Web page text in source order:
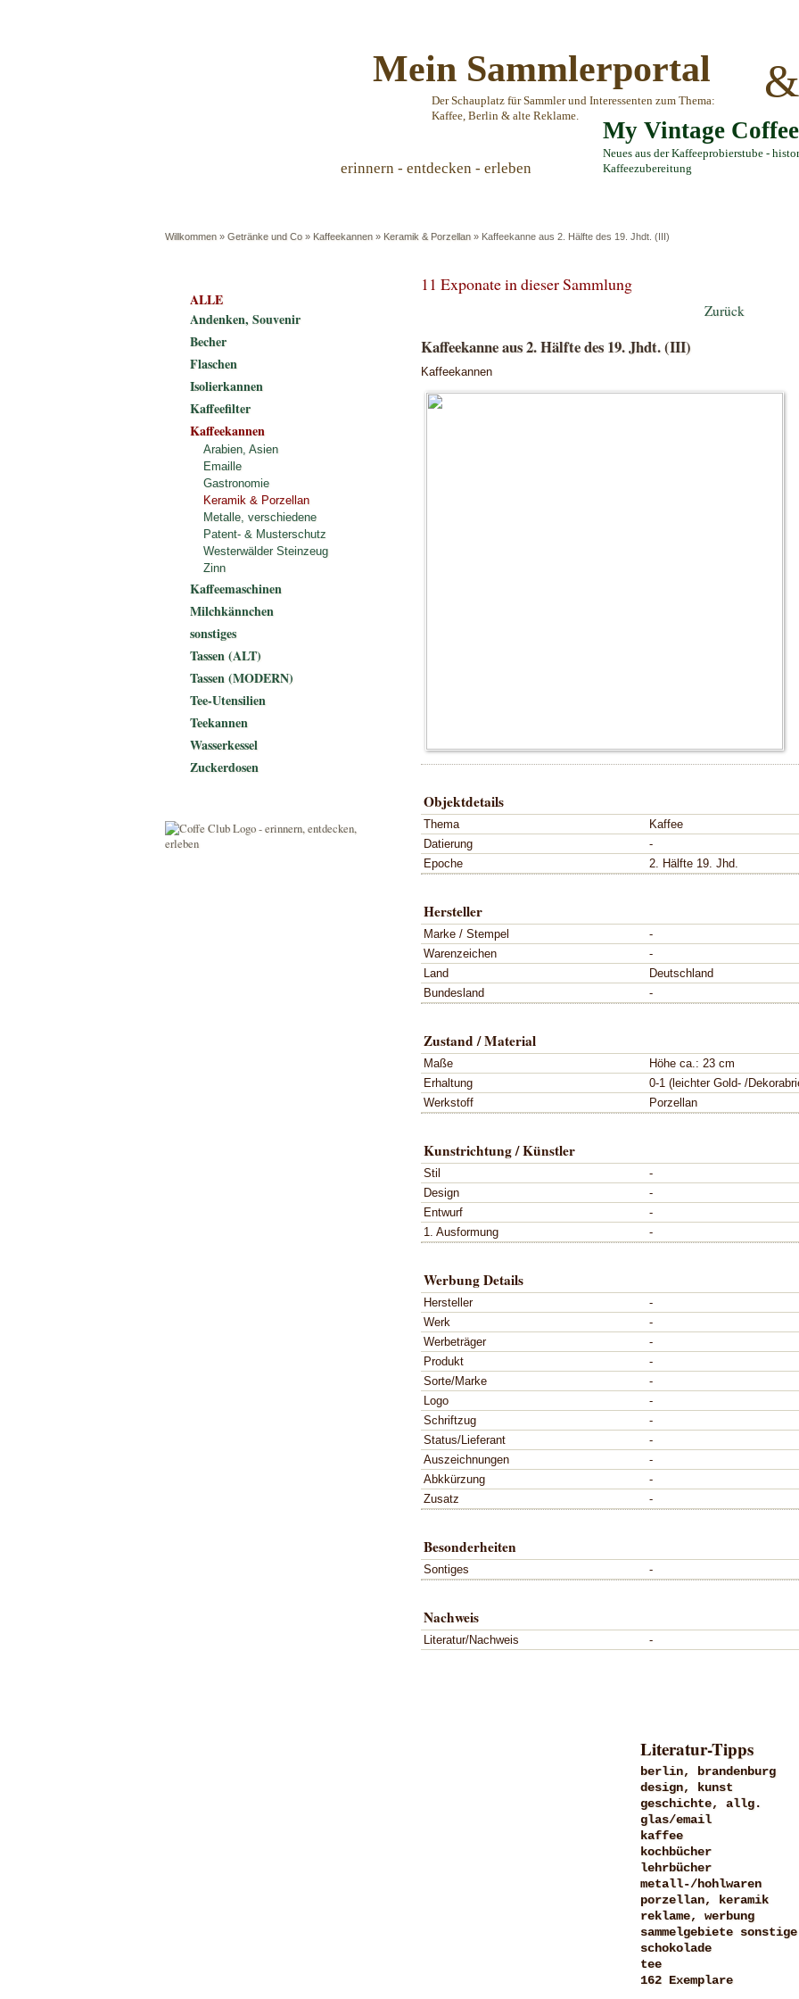
Mein Sammlerportal
Der Schauplatz für Sammler und Interessenten zum Thema:
Kaffee, Berlin & alte Reklame.
&
My Vintage
Neues aus der Kaffeeprobierstube -
Kaffeezubereitung
erinnern - entdecken - erleben
Willkommen » Getränke und Co » Kaffeekannen » Keramik & Porzellan » Kaffeekanne aus 2. Hälfte des 19. Jhdt. (III)
11 Exponate in dieser Sammlung
Zurück
Kaffeekanne aus 2. Hälfte des 19. Jhdt. (III)
Kaffeekannen
Objektdetails
Thema
Kaffee
Datierung
-
Epoche
2. Hälfte 19. Jhd.
Hersteller
Marke / Stempel
-
Warenzeichen
-
Land
Deutschland
Bundesland
-
Zustand / Material
Maße
Höhe ca.: 23 cm
Erhaltung
0-1 (leichter Gold- /
Werkstoff
Porzellan
Kunstrichtung / Künstler
Stil
-
Design
-
Entwurf
-
1. Ausformung
-
Werbung Details
Hersteller
-
Werk
-
Werbeträger
-
Produkt
-
Sorte/Marke
-
Logo
-
Schriftzug
-
Status/Lieferant
-
Auszeichnungen
-
Abkkürzung
-
Zusatz
-
Besonderheiten
Sontiges -
Nachweis
Literatur/Nachweis -
ALLE
Andenken, Souvenir
Becher
Flaschen
Isolierkannen
Kaffeefilter
Kaffeekannen
Arabien, Asien
Emaille
Gastronomie
Keramik & Porzellan
Metalle, verschiedene
Patent- & Musterschutz
Westerwälder Steinzeug
Zinn
Kaffeemaschinen
Milchkännchen
sonstiges
Tassen (ALT)
Tassen (MODERN)
Tee-Utensilien
Teekannen
Wasserkessel
Zuckerdosen
Literatur-Tipps
berlin, brandenburg
design, kunst
geschichte, allg.
glas/email
kaffee
kochbücher
lehrbücher
metall-/hohlwaren
porzellan, keramik
reklame, werbung
sammelgebiete sonstige
schokolade
tee
162 Exemplare